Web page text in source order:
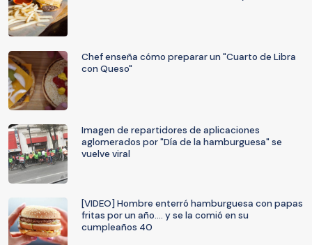
Chef enseña cómo preparar un "Cuarto de Libra
con Queso"
Imagen de repartidores de aplicaciones
aglomerados por "Día de la hamburguesa" se
vuelve viral
[VIDEO] Hombre enterró hamburguesa con papas
fritas por un año.... y se la comió en su
cumpleaños 40